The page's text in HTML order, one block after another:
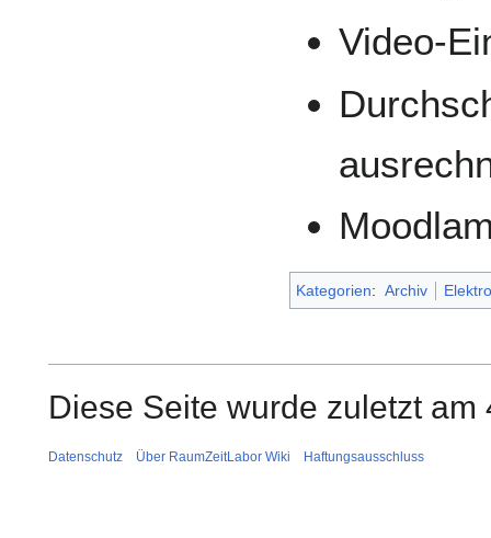
Video-
Kategorien: Archiv
Diese Seite wurde zuletzt
Datenschutz Über RaumZeitLabor Wiki Haftungsausschluss